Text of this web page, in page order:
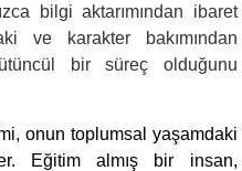
bilgi aktarımından ibaret
ve karakter bakımından
bir süreç olduğunu
onun toplumsal yaşamdaki
Eğitim almış bir insan,